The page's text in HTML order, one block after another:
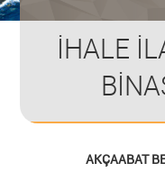
İHALE
AKÇAABAT